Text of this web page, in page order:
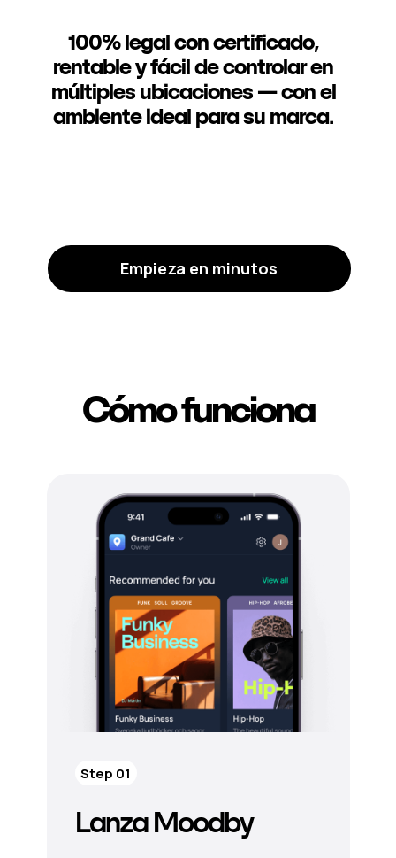
100% legal con certificado,
rentable y fácil de controlar en
múltiples ubicaciones — con el
ambiente ideal para su marca.
Empieza en minutos
Cómo funciona
Lanza Moodby
Step 01